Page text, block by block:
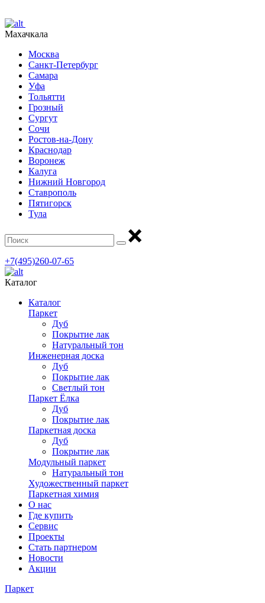
Махачкала
Москва
Санкт-Петербург
Самара
Уфа
Тольятти
Грозный
Сургут
Сочи
Ростов-на-Дону
Краснодар
Воронеж
Калуга
Нижний Новгород
Ставрополь
Пятигорск
Тула
+7(495)260-07-65
Каталог
Каталог
Паркет
Дуб
Покрытие лак
Натуральный тон
Инженерная доска
Дуб
Покрытие лак
Светлый тон
Паркет Ёлка
Дуб
Покрытие лак
Паркетная доска
Дуб
Покрытие лак
Модульный паркет
Натуральный тон
Художественный паркет
Паркетная химия
О нас
Где купить
Сервис
Проекты
Стать партнером
Новости
Акции
Паркет